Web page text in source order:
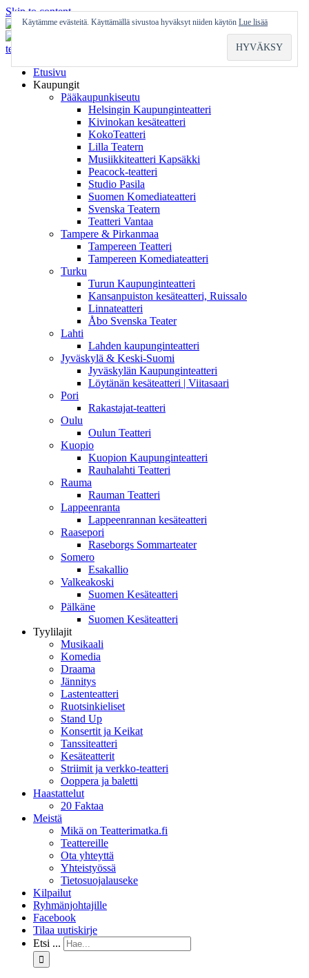
Skip to content
Etusivu
Kaupungit
Pääkaupunkiseutu
Helsingin Kaupunginteatteri
Kivinokan kesäteatteri
KokoTeatteri
Lilla Teatern
Musiikkiteatteri Kapsäkki
Peacock-teatteri
Studio Pasila
Suomen Komediateatteri
Svenska Teatern
Teatteri Vantaa
Tampere & Pirkanmaa
Tampereen Teatteri
Tampereen Komediateatteri
Turku
Turun Kaupunginteatteri
Kansanpuiston kesäteatteri, Ruissalo
Linnateatteri
Åbo Svenska Teater
Lahti
Lahden kaupunginteatteri
Jyväskylä & Keski-Suomi
Jyväskylän Kaupunginteatteri
Löytänän kesäteatteri | Viitasaari
Pori
Rakastajat-teatteri
Oulu
Oulun Teatteri
Kuopio
Kuopion Kaupunginteatteri
Rauhalahti Teatteri
Rauma
Rauman Teatteri
Lappeenranta
Lappeenrannan kesäteatteri
Raasepori
Raseborgs Sommarteater
Somero
Esakallio
Valkeakoski
Suomen Kesäteatteri
Pälkäne
Suomen Kesäteatteri
Tyylilajit
Musikaali
Komedia
Draama
Jännitys
Lastenteatteri
Ruotsinkieliset
Stand Up
Konsertit ja Keikat
Tanssiteatteri
Kesäteatterit
Striimit ja verkko-teatteri
Ooppera ja baletti
Haastattelut
20 Faktaa
Meistä
Mikä on Teatterimatka.fi
Teattereille
Ota yhteyttä
Yhteistyössä
Tietosuojalauseke
Kilpailut
Ryhmänjohtajille
Facebook
Tilaa uutiskirje
Etsi ...
Käytämme evästeitä. Käyttämällä sivustoa hyväksyt niiden käytön Lue lisää